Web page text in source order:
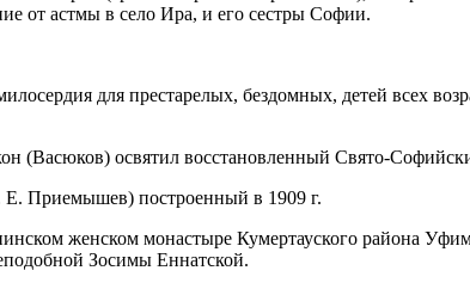
от астмы в село Ира, и его сестры Софии.
для престарелых, бездомных, детей всех
(Васюков) освятил восстановленный Свято-
Е. Приемышев) построенный в 1909 г.
женском монастыре Кумертауского района
Зосимы Еннатской.